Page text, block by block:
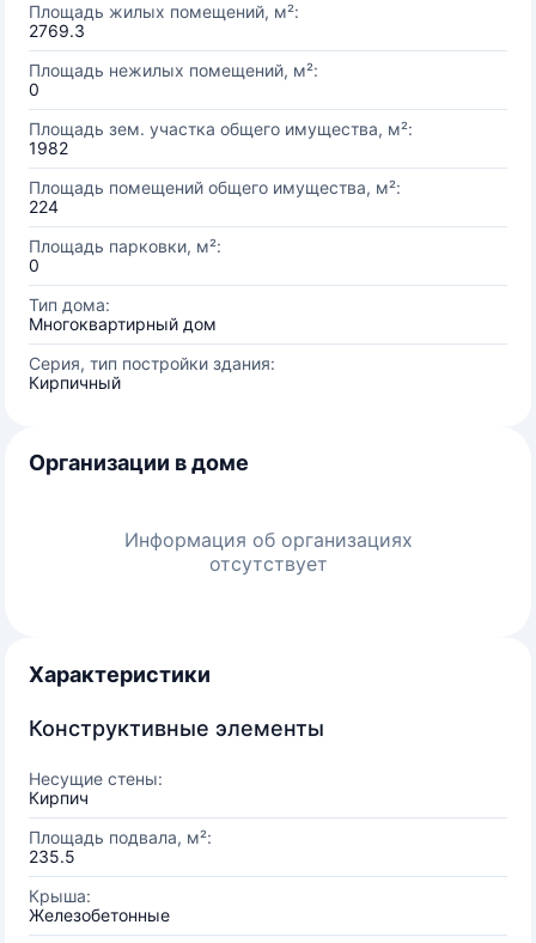
Площадь жилых помещений, м²:
2769.3
Площадь нежилых помещений, м²:
0
Площадь зем. участка общего имущества, м²:
1982
Площадь помещений общего имущества, м²:
224
Площадь парковки, м²:
0
Тип дома:
Многоквартирный дом
Серия, тип постройки здания:
Кирпичный
Организации в доме
Информация об организациях
отсутствует
Характеристики
Конструктивные элементы
Несущие стены:
Кирпич
Площадь подвала, м²:
235.5
Крыша:
Железобетонные